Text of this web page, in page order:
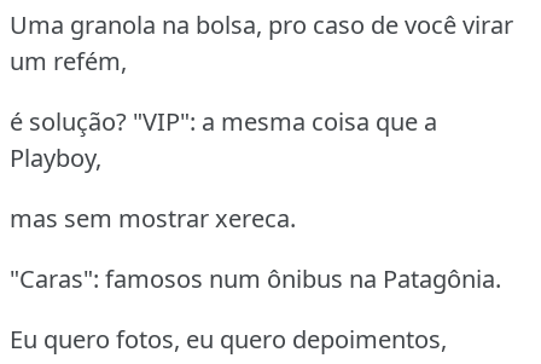
Uma granola na bolsa, pro caso de você virar
um refém,
é solução? "VIP": a mesma coisa que a
Playboy,
mas sem mostrar xereca.
"Caras": famosos num ônibus na Patagônia.
Eu quero fotos, eu quero depoimentos,